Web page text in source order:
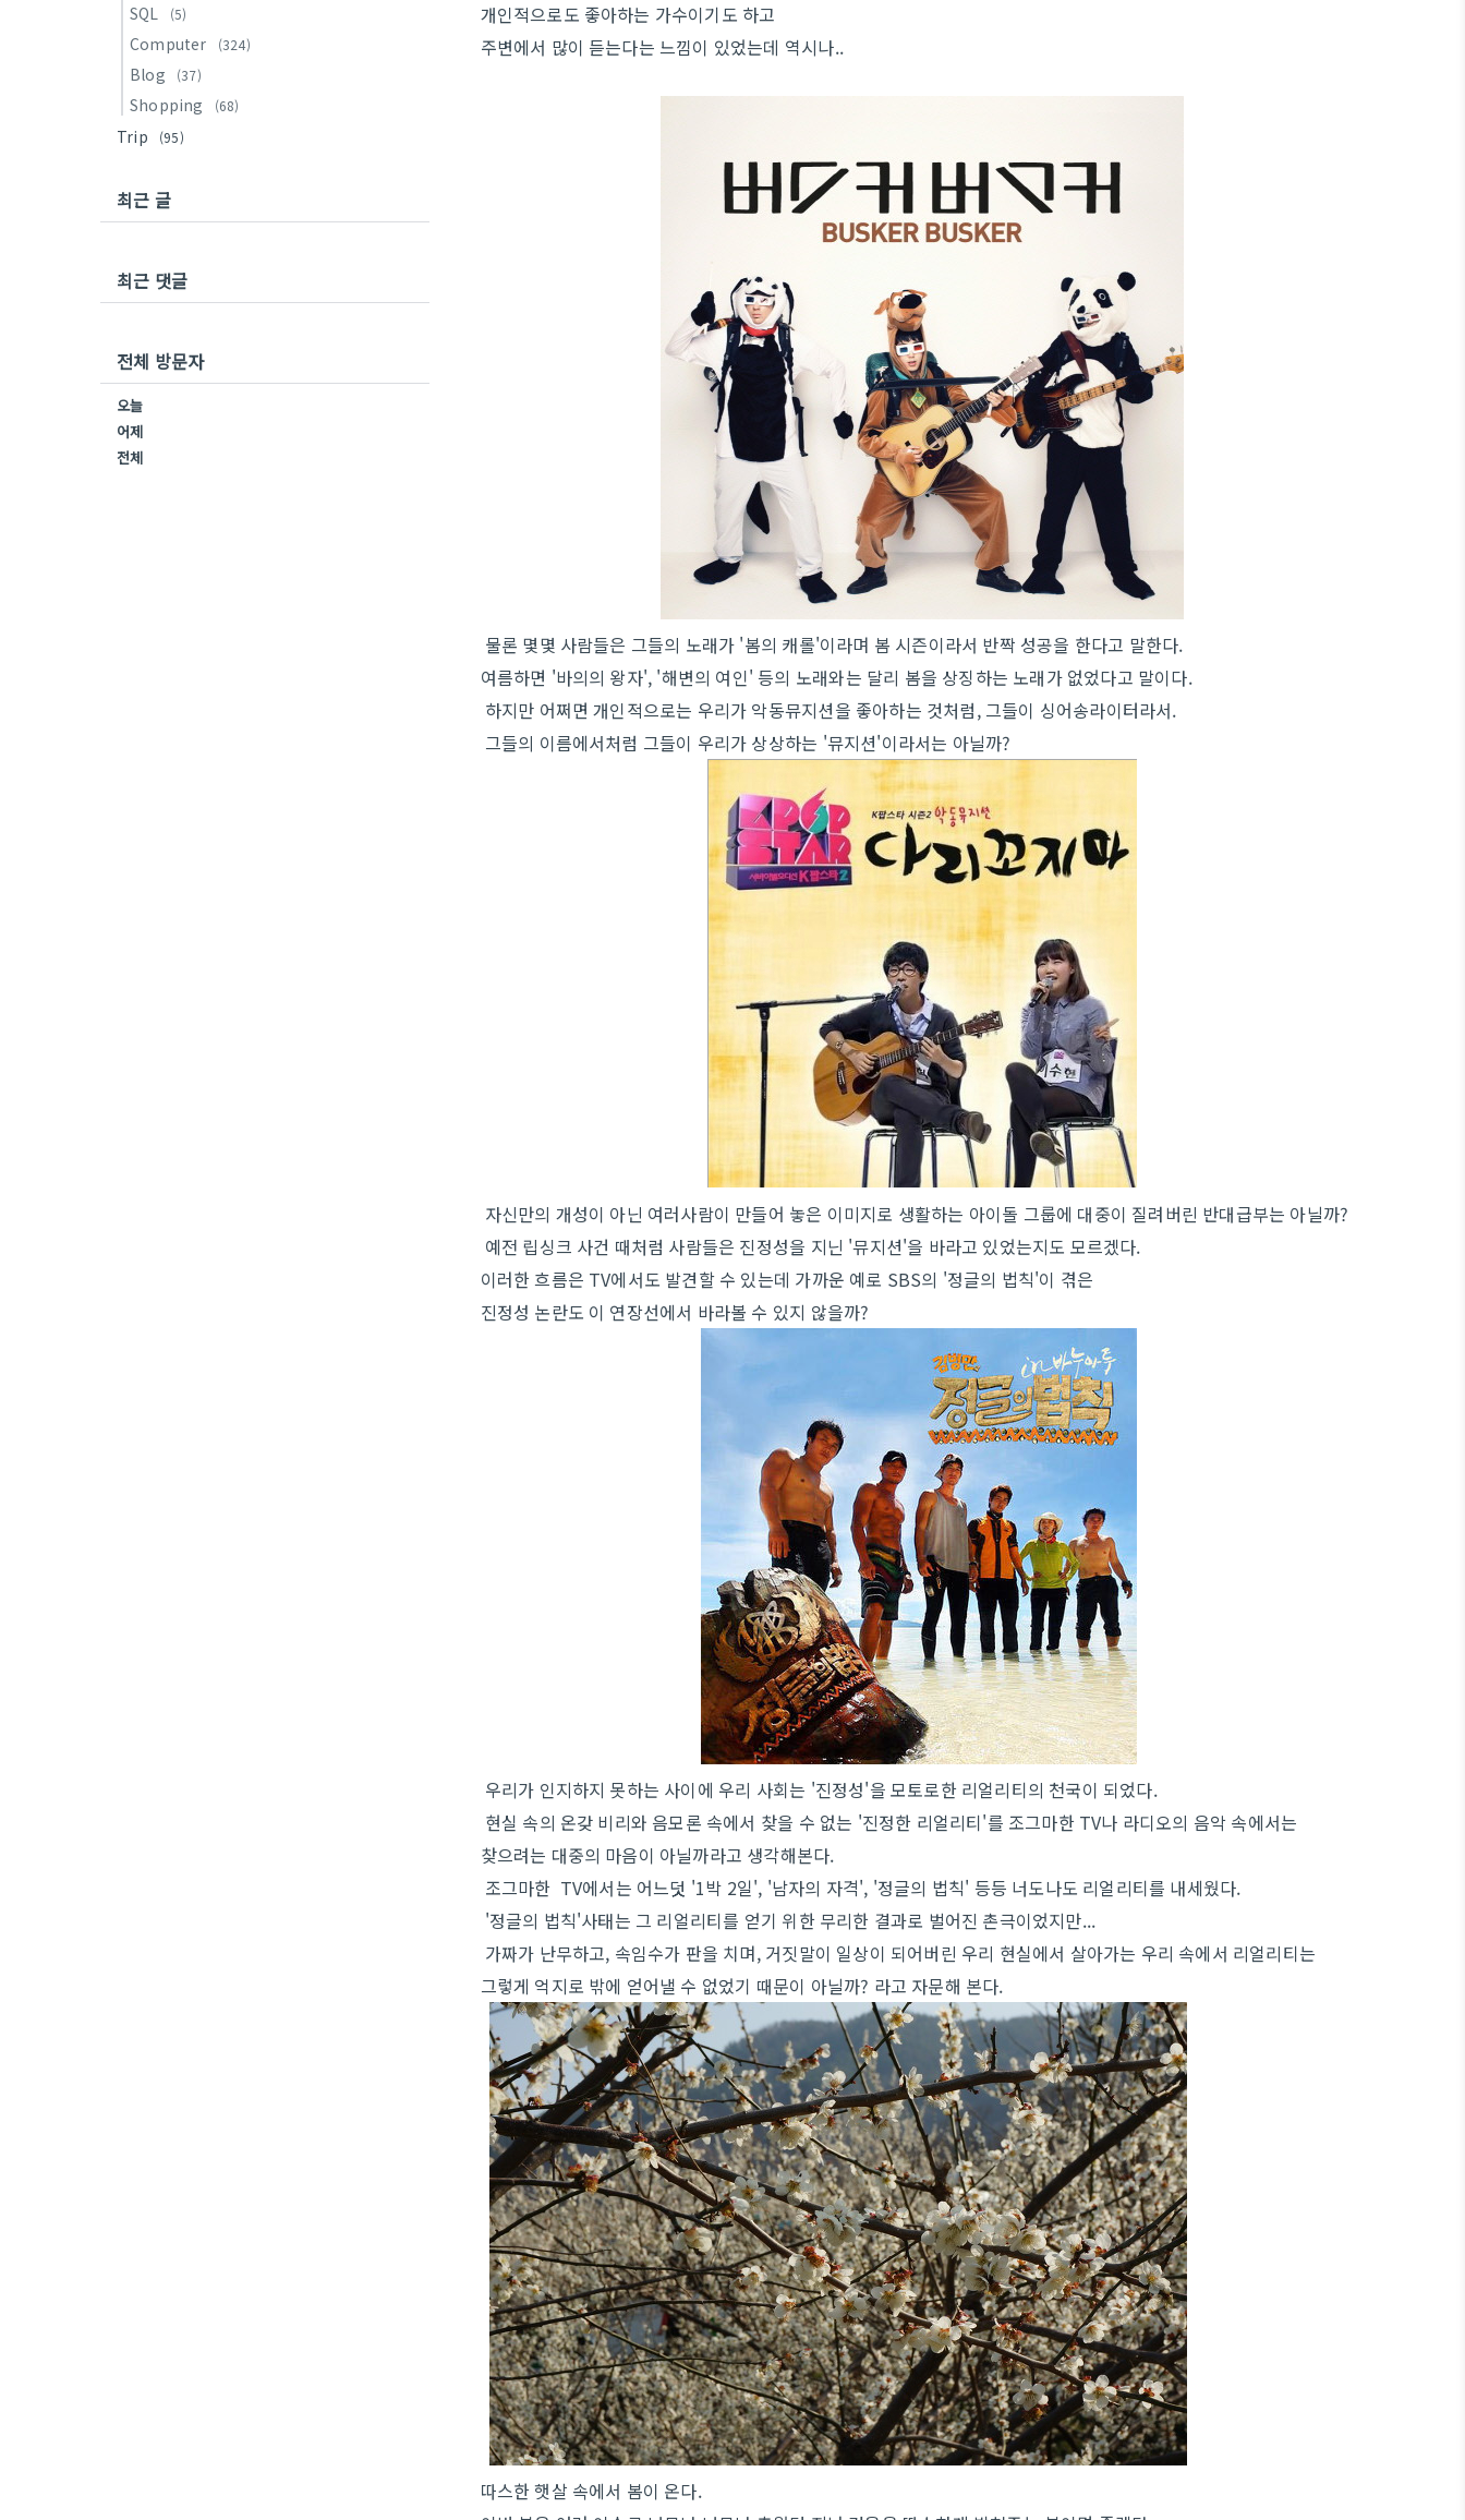
개인적으로도 좋아하는 가수이기도 하고
주변에서 많이 듣는다는 느낌이 있었는데 역시나..
물론 몇몇 사람들은 그들의 노래가 '봄의 캐롤'이라며 봄 시즌이라서 반짝 성공을 한다고 말한다.
여름하면 '바의의 왕자', '해변의 여인' 등의 노래와는 달리 봄을 상징하는 노래가 없었다고 말이다.
하지만 어쩌면 개인적으로는 우리가 악동뮤지션을 좋아하는 것처럼, 그들이 싱어송라이터라서.
그들의 이름에서처럼 그들이 우리가 상상하는 '뮤지션'이라서는 아닐까?
자신만의 개성이 아닌 여러사람이 만들어 놓은 이미지로 생활하는 아이돌 그룹에 대중이 질려버린 반대급부는 아닐까?
예전 립싱크 사건 때처럼 사람들은 진정성을 지닌 '뮤지션'을 바라고 있었는지도 모르겠다.
이러한 흐름은 TV에서도 발견할 수 있는데 가까운 예로 SBS의 '정글의 법칙'이 겪은
진정성 논란도 이 연장선에서 바라볼 수 있지 않을까?
우리가 인지하지 못하는 사이에 우리 사회는 '진정성'을 모토로한 리얼리티의 천국이 되었다.
현실 속의 온갖 비리와 음모론 속에서 찾을 수 없는 '진정한 리얼리티'를 조그마한 TV나 라디오의 음악 속에서는
찾으려는 대중의 마음이 아닐까라고 생각해본다.
조그마한 TV에서는 어느덧 '1박 2일', '남자의 자격', '정글의 법칙' 등등 너도나도 리얼리티를 내세웠다.
'정글의 법칙'사태는 그 리얼리티를 얻기 위한 무리한 결과로 벌어진 촌극이었지만...
가짜가 난무하고, 속임수가 판을 치며, 거짓말이 일상이 되어버린 우리 현실에서 살아가는 우리 속에서 리얼리티는
그렇게 억지로 밖에 얻어낼 수 없었기 때문이 아닐까? 라고 자문해 본다.
따스한 햇살 속에서 봄이 온다.
SQL (5)
Computer (324)
Blog (37)
Shopping (68)
Trip (95)
최근 글
최근 댓글
전체 방문자
오늘
어제
전체